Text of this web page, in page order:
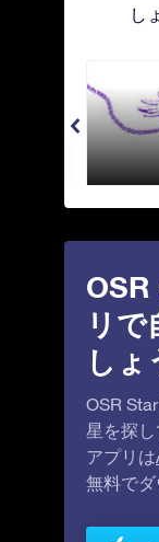
し
リで
しょ
OSR
星を探
アプリは
無料でダ